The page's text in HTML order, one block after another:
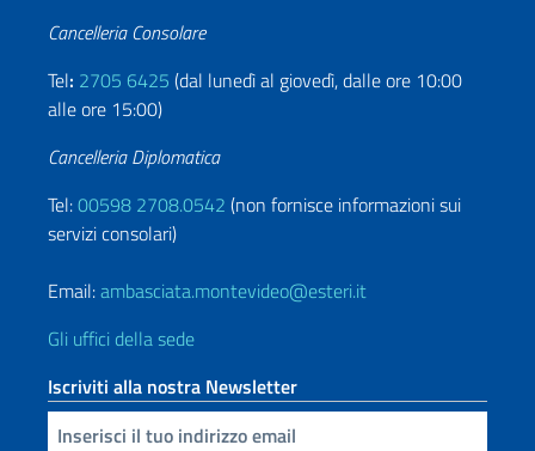
Cancelleria Consolare
Tel: 2705 6425 (dal lunedì al giovedì, dalle ore 10:00
alle ore 15:00)
Cancelleria Diplomatica
Tel:00598 2708.0542 (non fornisce informazioni sui
servizi consolari)
Email:ambasciata.montevideo@esteri.it
Gli uffici della sede
Iscriviti alla nostra Newsletter
Inserisci la tua email